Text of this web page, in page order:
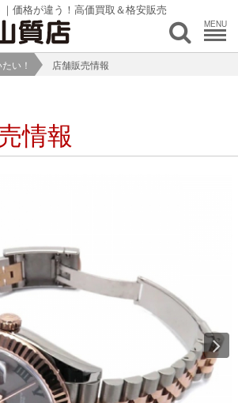
｜価格が違う！高価買取＆格安販売
MENU
い！ 店舗販売情報
情報